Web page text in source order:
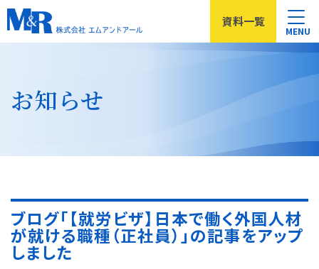
資料一覧
MENU
お知らせ
ブログ「【就労ビザ】日本で働く外国人材
が就ける職種（正社員）」の記事をアップ
しました